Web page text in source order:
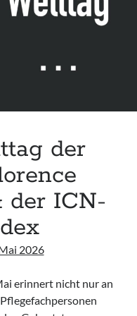
– Bildgebende
– Bildgebende
– Bildgebende
der
der ICN-
2026
erinnert nicht nur an